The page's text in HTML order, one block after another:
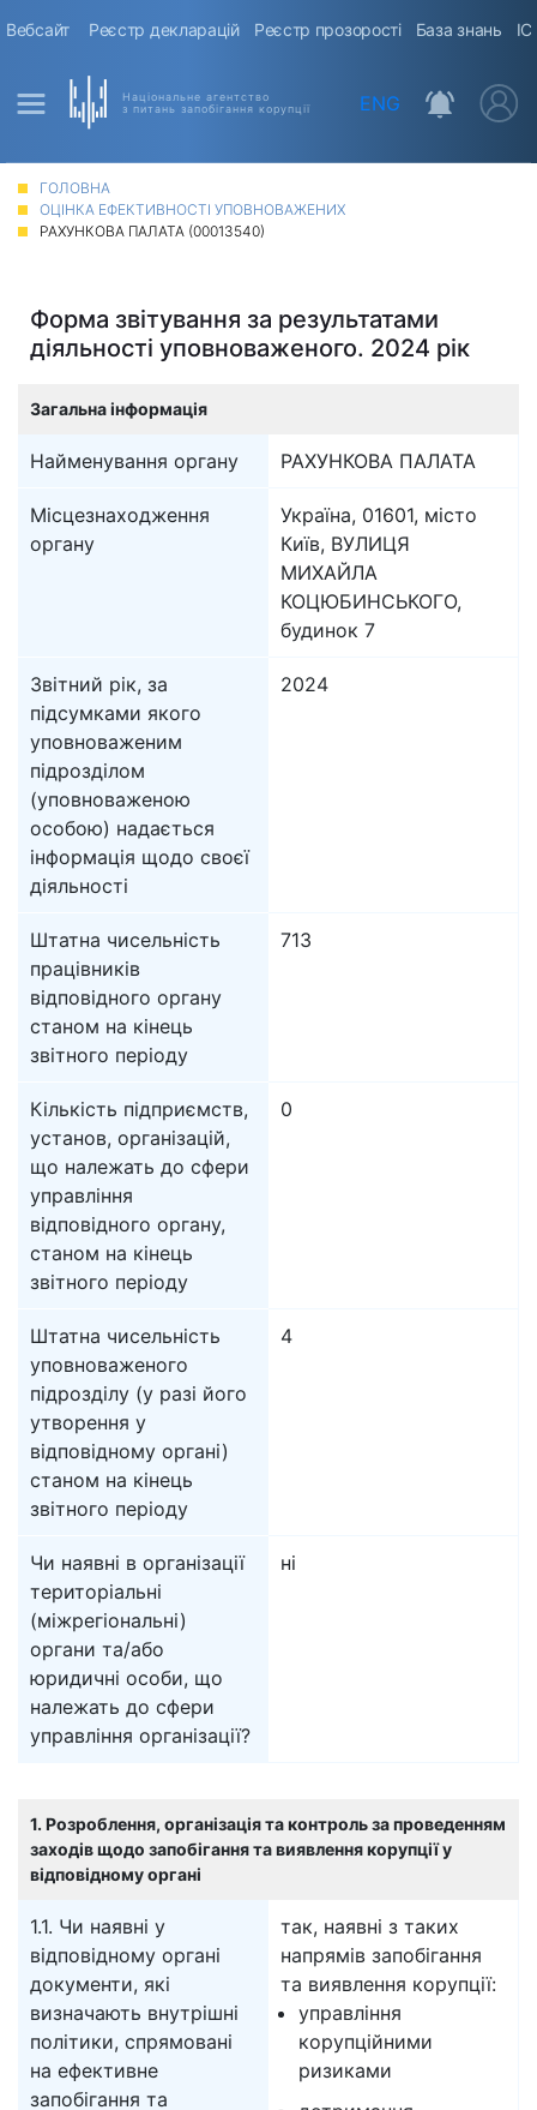
Вебсайт Реєстр декларацій Реєстр прозорості База знань
Національне агентство
з питань запобігання корупції
ENG
ГОЛОВНА
ОЦІНКА ЕФЕКТИВНОСТІ УПОВНОВАЖЕНИХ
РАХУНКОВА ПАЛАТА (00013540)
Форма звітування за результатами
діяльності уповноваженого. 2024 рік
Загальна інформація
Найменування органу РАХУНКОВА ПАЛАТА
Місцезнаходження
органу
Україна, 01601, місто
Київ, ВУЛИЦЯ
МИХАЙЛА
КОЦЮБИНСЬКОГО,
будинок 7
Звітний рік, за
підсумками якого
уповноваженим
підрозділом
(уповноваженою
особою) надається
інформація щодо своєї
діяльності
2024
Штатна чисельність
працівників
відповідного органу
станом на кінець
звітного періоду
713
Кількість підприємств,
установ, організацій,
що належать до сфери
управління
відповідного органу,
станом на кінець
звітного періоду
0
Штатна чисельність
уповноваженого
підрозділу (у разі його
утворення у
відповідному органі)
станом на кінець
звітного періоду
4
Чи наявні в організації
територіальні
(міжрегіональні)
органи та/або
юридичні особи, що
належать до сфери
управління організації?
ні
1. Розроблення, організація та контроль за проведенням
заходів щодо запобігання та виявлення корупції у
відповідному органі
1.1. Чи наявні у
відповідному органі
документи, які
визначають внутрішні
політики, спрямовані
на ефективне
запобігання та
так, наявні з таких
напрямів запобігання
та виявлення корупції:
управління
корупційними
ризиками